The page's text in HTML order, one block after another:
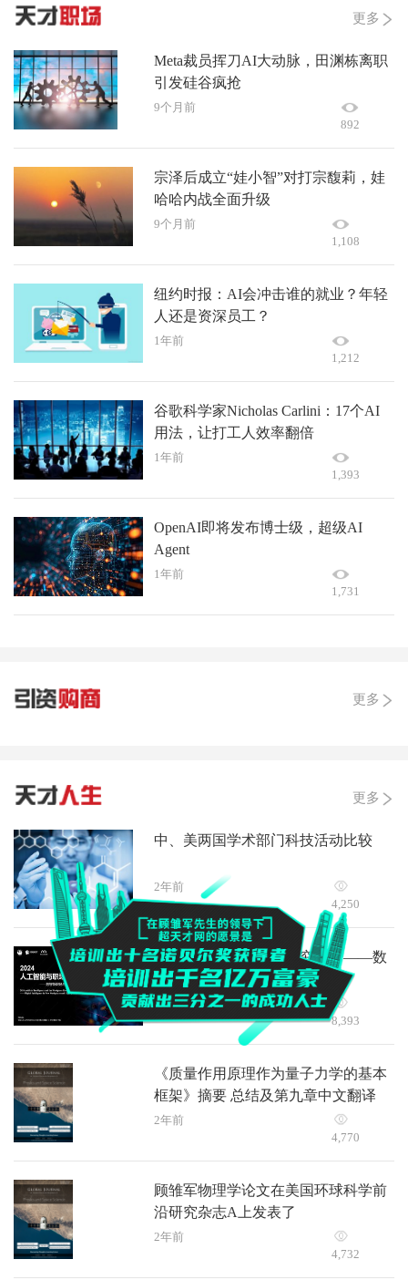
更多
Meta裁员挥刀AI大动脉，田渊栋离职
引发硅谷疯抢
9个月前
892
宗泽后成立“娃小智”对打宗馥莉，娃
哈哈内战全面升级
9个月前
1,108
纽约时报：AI会冲击谁的就业？年轻
人还是资深员工？
1年前
1,212
谷歌科学家Nicholas Carlini：17个AI
用法，让打工人效率翻倍
1年前
1,393
OpenAI即将发布博士级，超级AI
Agent
1年前
1,731
更多
更多
中、美两国学术部门科技活动比较
2年前
4,250
2024人工智能与职场研究报告——数
智新职场与企业高质量发展
2年前
8,393
《质量作用原理作为量子力学的基本
框架》摘要 总结及第九章中文翻译
2年前
4,770
顾雏军物理学论文在美国环球科学前
沿研究杂志A上发表了
2年前
4,732